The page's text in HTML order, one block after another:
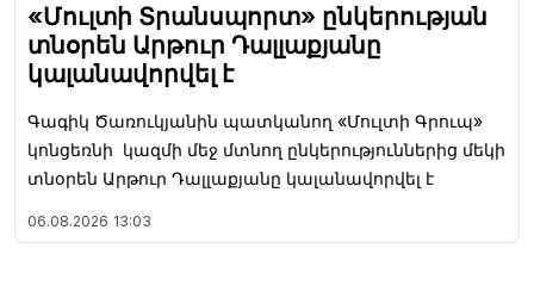
«Մուլտի Տրանսպորտ» ընկերության
տնօրեն Արթուր Դալլաքյանը
կալանավորվել է
Գագիկ Ծառուկյանին պատկանող «Մուլտի Գրուպ»
կոնցեռնի կազմի մեջ մտնող ընկերություններից մեկի
տնօրեն Արթուր Դալլաքյանը կալանավորվել է
06.08.2026 13:03